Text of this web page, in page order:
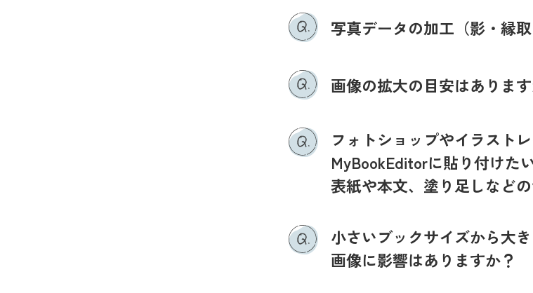
写真データの加工（影・縁
画像の拡大の目安はありま
フォトショップやイラスト
MyBookEditorに貼り付けた
表紙や本文、塗り足しなど
小さいブックサイズから大
画像に影響はありますか？